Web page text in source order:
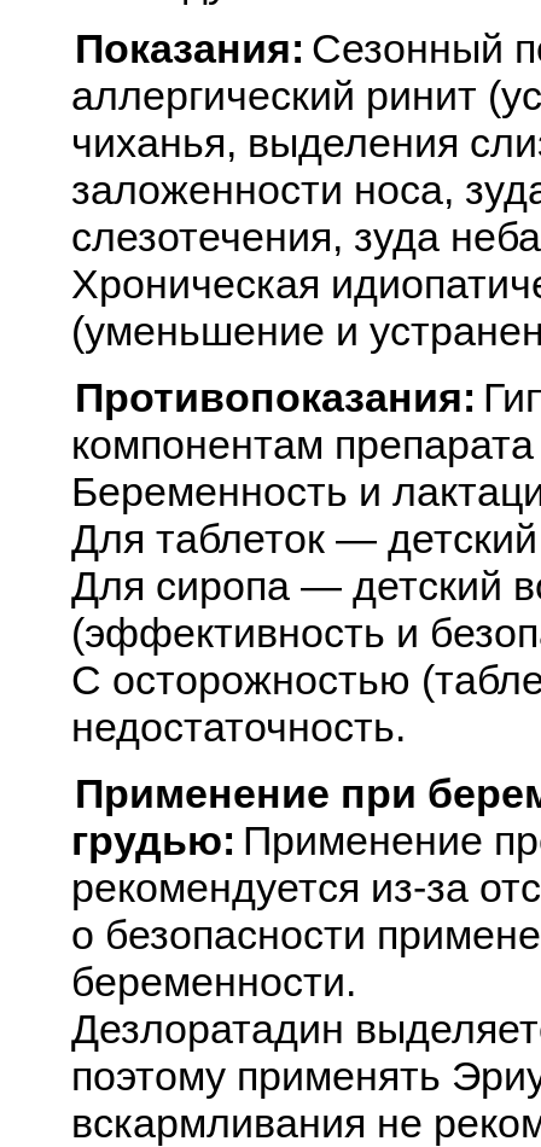
Показания: Сезонный
аллергический ринит
чиханья, выделения
заложенности носа,
слезотечения, зуда
Хроническая
(уменьшение и
Противопоказания:
компонентам
Беременность и
Для таблеток —
Для сиропа — детский
(эффективность и
С осторожностью
недостаточность.
Применение при
грудью: Применение
рекомендуется из-за
о безопасности
беременности.
Дезлоратадин
поэтому применять
вскармливания не